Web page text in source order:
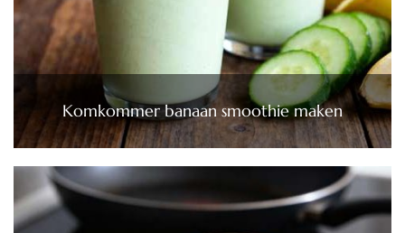
Komkommer banaan smoothie maken